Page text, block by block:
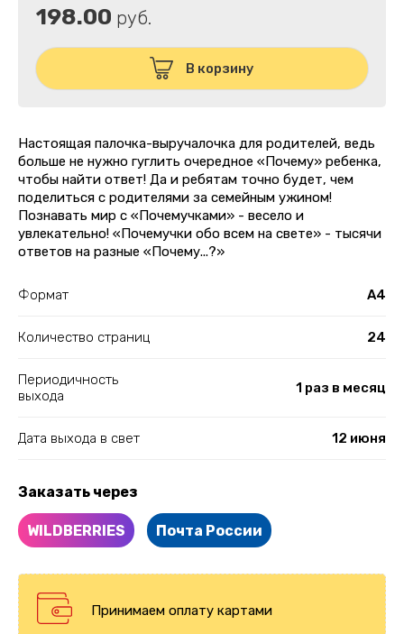
198.00 руб.
В корзину
Настоящая палочка-выручалочка для родителей, ведь
больше не нужно гуглить очередное «Почему» ребенка,
чтобы найти ответ! Да и ребятам точно будет, чем
поделиться с родителями за семейным ужином!
Познавать мир с «Почемучками» - весело и
увлекательно! «Почемучки обо всем на свете» - тысячи
ответов на разные «Почему...?»
Формат А4
Количество страниц 24
Периодичность
выхода
1 раз в месяц
Дата выхода в свет 12 июня
Заказать через
WILDBERRIES Почта России
Принимаем оплату картами